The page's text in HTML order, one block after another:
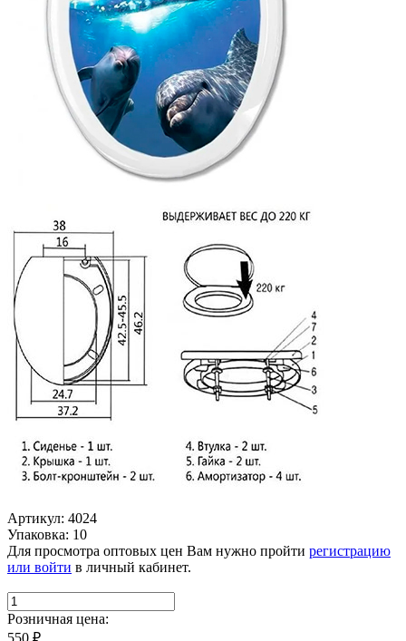
Артикул: 4024
Упаковка: 10
Для просмотра оптовых цен Вам нужно пройти регистрацию
или войти в личный кабинет.
Розничная цена:
550 ₽